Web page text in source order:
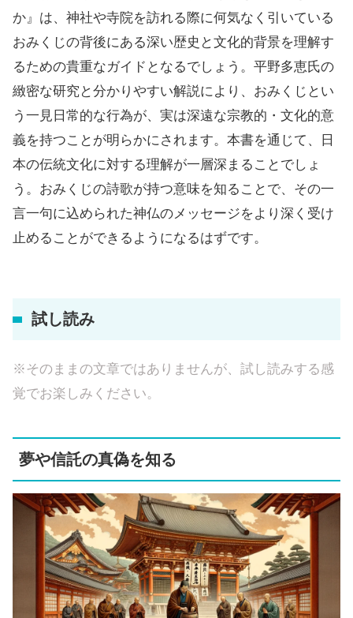
か』は、神社や寺院を訪れる際に何気なく引いている
おみくじの背後にある深い歴史と文化的背景を理解す
るための貴重なガイドとなるでしょう。平野多恵氏の
緻密な研究と分かりやすい解説により、おみくじとい
う一見日常的な行為が、実は深遠な宗教的・文化的意
義を持つことが明らかにされます。本書を通じて、日
本の伝統文化に対する理解が一層深まることでしょ
う。おみくじの詩歌が持つ意味を知ることで、その一
言一句に込められた神仏のメッセージをより深く受け
止めることができるようになるはずです。
試し読み
※そのままの文章ではありませんが、試し読みする感
覚でお楽しみください。
夢や信託の真偽を知る